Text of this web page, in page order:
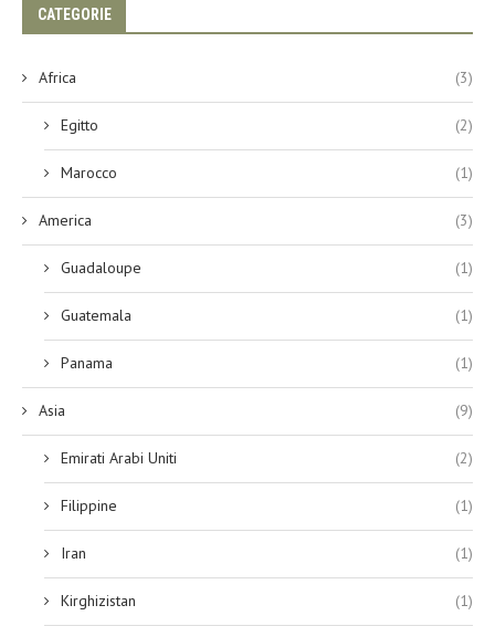
CATEGORIE
Africa (3)
Egitto (2)
Marocco (1)
America (3)
Guadaloupe (1)
Guatemala (1)
Panama (1)
Asia (9)
Emirati Arabi Uniti (2)
Filippine (1)
Iran (1)
Kirghizistan (1)